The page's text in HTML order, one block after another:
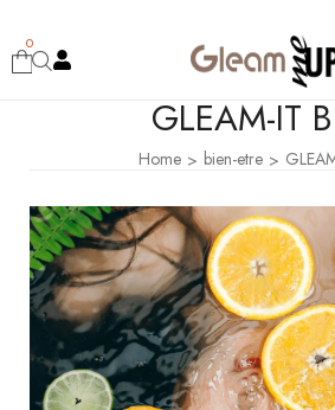
0
GLEAM-IT
Home > bien-etre >